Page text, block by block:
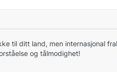
til ditt land, men internasjonal
og tålmodighet!